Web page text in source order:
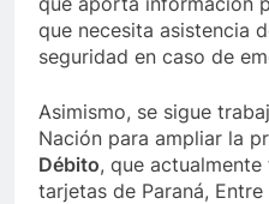
que necesita asistencia
seguridad en caso de
Asimismo, se sigue
Nación para ampliar la
Débito, que
tarjetas de Paraná, Entre